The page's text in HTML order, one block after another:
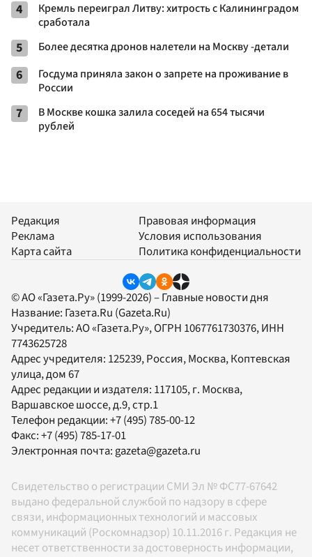
4
Кремль переиграл Литву: хитрость с Калининградом
сработала
5 Более десятка дронов налетели на Москву -детали
6
Госдума приняла закон о запрете на проживание в
России
7
В Москве кошка залила соседей на 654 тысячи
рублей
Редакция
Реклама
Карта сайта
Правовая информация
Условия использования
Политика конфиденциальности
© АО «Газета.Ру» (1999-2026) – Главные новости дня
Название: Газета.Ru (Gazeta.Ru)
Учредитель:АО «Газета.Ру», ОГРН 1067761730376, ИНН
7743625728
Адрес учредителя: 125239, Россия, Москва, Коптевская
улица, дом 67
Адрес редакции и издателя: 117105, г. Москва,
Варшавское шоссе, д.9, стр.1
Телефон редакции:+7 (495) 785-00-12
Факс:+7 (495) 785-17-01
Электронная почта: gazeta@gazeta.ru
Свидетельство о регистрации СМИ Эл № ФС77-67642
выдано федеральной службой по надзору в сфере
связи, информационных технологий и массовых
коммуникаций (Роскомнадзор) 10.11.2016 г. Редакция не
несет ответственности за достоверность информации,